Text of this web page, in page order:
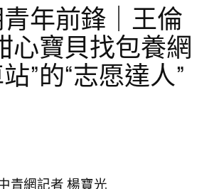
年前鋒｜王倫
心寶貝找包養網
”的“志愿達人”
青網記者 楊寶光